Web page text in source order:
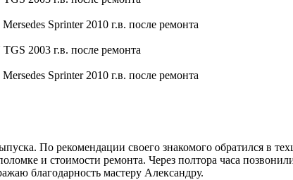
По рекомендации своего знакомого обратился в
и стоимости ремонта. Через полтора часа
благодарность мастеру Александру.